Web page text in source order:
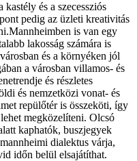
és a szecessziós
pedig az üzleti kreativitás
is van egy
lakosság számára is
és a környéken jól
a városban villamos- és
és részletes
és nemzetközi vonat- és
repülőtér is összeköti, így
megközelíteni. Olcsó
kaphatók, buszjegyek
dialektus várja,
időn belül elsajátíthat.